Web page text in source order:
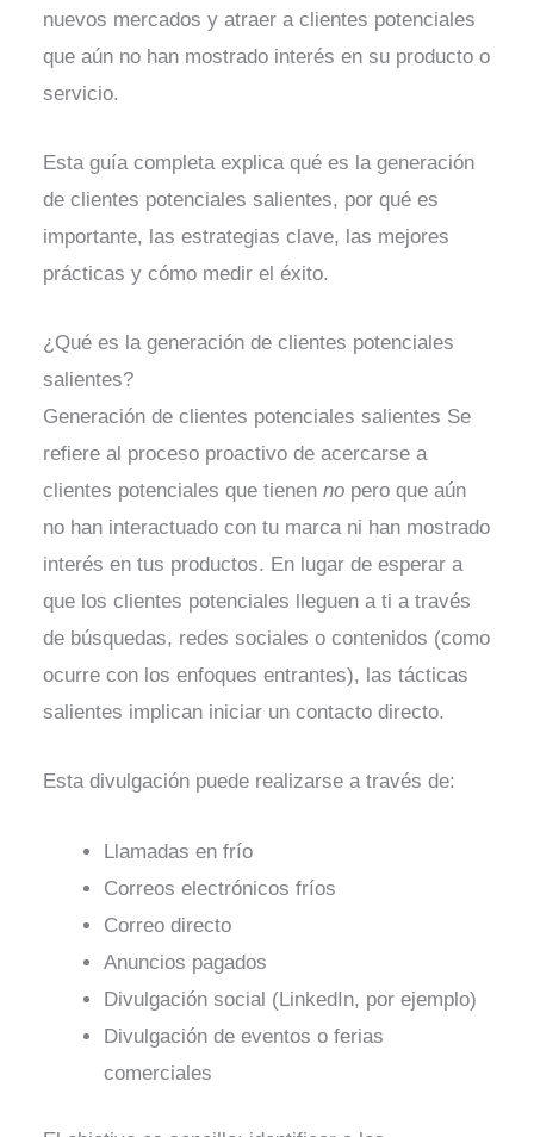
nuevos mercados y atraer a clientes potenciales
que aún no han mostrado interés en su producto o
servicio.
Esta guía completa explica qué es la generación
de clientes potenciales salientes, por qué es
importante, las estrategias clave, las mejores
prácticas y cómo medir el éxito.
¿Qué es la generación de clientes potenciales
salientes?
Generación de clientes potenciales salientes Se
refiere al proceso proactivo de acercarse a
clientes potenciales que tienenno pero que aún
no han interactuado con tu marca ni han mostrado
interés en tus productos. En lugar de esperar a
que los clientes potenciales lleguen a ti a través
de búsquedas, redes sociales o contenidos (como
ocurre con los enfoques entrantes), las tácticas
salientes implican iniciar un contacto directo.
Esta divulgación puede realizarse a través de:
Llamadas en frío
Correos electrónicos fríos
Correo directo
Anuncios pagados
Divulgación social (LinkedIn, por ejemplo)
Divulgación de eventos o ferias
comerciales